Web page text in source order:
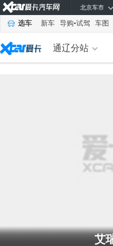
北京车市
选车 新车 导购•试驾 车图
通辽分站
艾